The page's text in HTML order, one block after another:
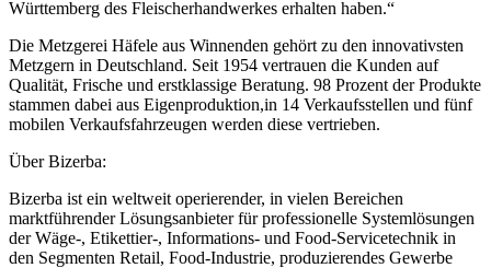
Württemberg des Fleischerhandwerkes erhalten haben.“
Die Metzgerei Häfele aus Winnenden gehört zu den innovativsten
Metzgern in Deutschland. Seit 1954 vertrauen die Kunden auf
Qualität, Frische und erstklassige Beratung. 98 Prozent der Produkte
stammen dabei aus Eigenproduktion,in 14 Verkaufsstellen und fünf
mobilen Verkaufsfahrzeugen werden diese vertrieben.
Über Bizerba:
Bizerba ist ein weltweit operierender, in vielen Bereichen
marktführender Lösungsanbieter für professionelle Systemlösungen
der Wäge-, Etikettier-, Informations- und Food-Servicetechnik in
den Segmenten Retail, Food-Industrie, produzierendes Gewerbe